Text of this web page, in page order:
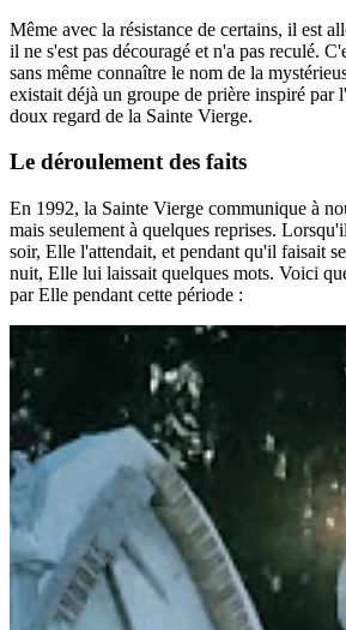
Même avec la résistance de certains, il est
il ne s'est pas découragé et n'a pas reculé.
sans même connaître le nom de la
existait déjà un groupe de prière inspiré par
doux regard de la Sainte Vierge.
Le déroulement des faits
En 1992, la Sainte Vierge communique à
mais seulement à quelques reprises.
soir, Elle l'attendait, et pendant qu'il faisait
nuit, Elle lui laissait quelques mots. Voici
par Elle pendant cette période :